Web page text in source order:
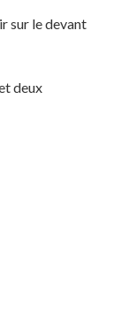
sur le devant
deux